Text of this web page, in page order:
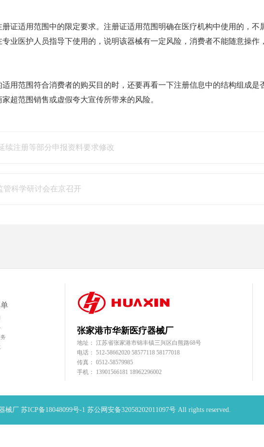
适用范围中的限定要求。注册证适用范围明确在医疗机构中使用的，不
业医护人员指导下使用的，说明该器械有一定风险，消费者不能随意操作
范围符合消费者的购买目的时，还要再看一下注册信息中的结构组成是
超范围销售或虚假夸大宣传所带来的风险。
续注册等部分申报资料要求修改
管科学研讨会在京召开
张家港市华新医疗器械厂
地址： 江苏省张家港市锦丰镇三兴区白熊路68号
电话： 512-58662020 58577118 58177018
传真： 0512-58579985
手机： 13901566181 18962296002
械厂 苏ICP备18048099号-1 苏公网安备32058202011097号 All rights reserved.